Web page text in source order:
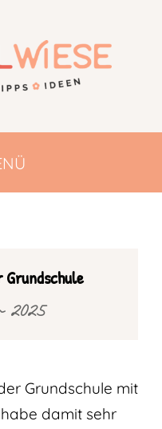
2025
Grundschule mit
damit sehr